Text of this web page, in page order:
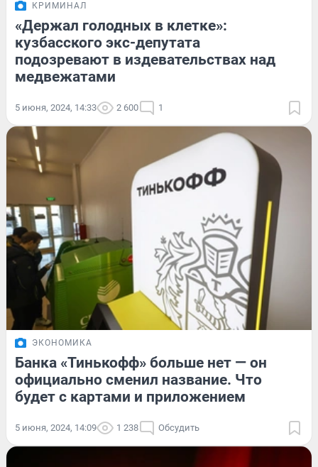
КРИМИНАЛ
«Держал голодных в клетке»:
кузбасского экс-депутата
подозревают в издевательствах над
медвежатами
5 июня, 2024, 14:33 2 600 1
ЭКОНОМИКА
Банка «Тинькофф» больше нет — он
официально сменил название. Что
будет с картами и приложением
5 июня, 2024, 14:09 1 238 Обсудить